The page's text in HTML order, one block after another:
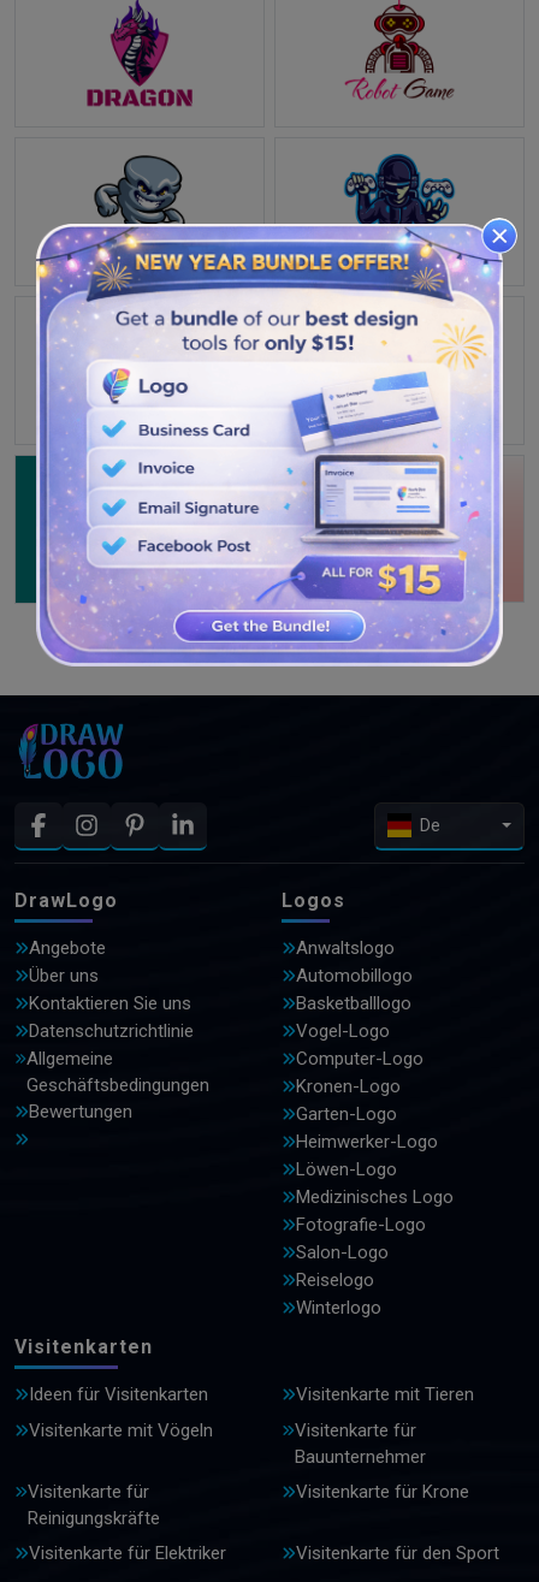
WEITERE DESIGNS ANSEHEN
De
DrawLogo
Angebote
Über uns
Kontaktieren Sie uns
Datenschutzrichtlinie
Allgemeine
Geschäftsbedingungen
Bewertungen
Logos
Anwaltslogo
Automobillogo
Basketballlogo
Vogel-Logo
Computer-Logo
Kronen-Logo
Garten-Logo
Heimwerker-Logo
Löwen-Logo
Medizinisches Logo
Fotografie-Logo
Salon-Logo
Reiselogo
Winterlogo
Visitenkarten
Ideen für Visitenkarten
Visitenkarte mit Tieren
Visitenkarte mit Vögeln
Visitenkarte für
Bauunternehmer
Visitenkarte für
Reinigungskräfte
Visitenkarte für Krone
Visitenkarte für Elektriker
Visitenkarte für den Sport